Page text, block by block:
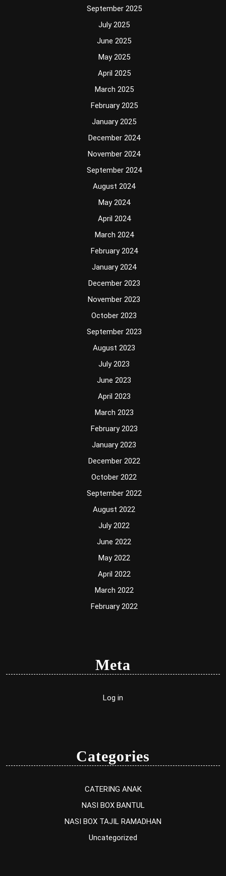
September 2025
July 2025
June 2025
May 2025
April 2025
March 2025
February 2025
January 2025
December 2024
November 2024
September 2024
August 2024
May 2024
April 2024
March 2024
February 2024
January 2024
December 2023
November 2023
October 2023
September 2023
August 2023
July 2023
June 2023
April 2023
March 2023
February 2023
January 2023
December 2022
October 2022
September 2022
August 2022
July 2022
June 2022
May 2022
April 2022
March 2022
February 2022
Meta
Log in
Categories
CATERING ANAK
NASI BOX BANTUL
NASI BOX TAJIL RAMADHAN
Uncategorized